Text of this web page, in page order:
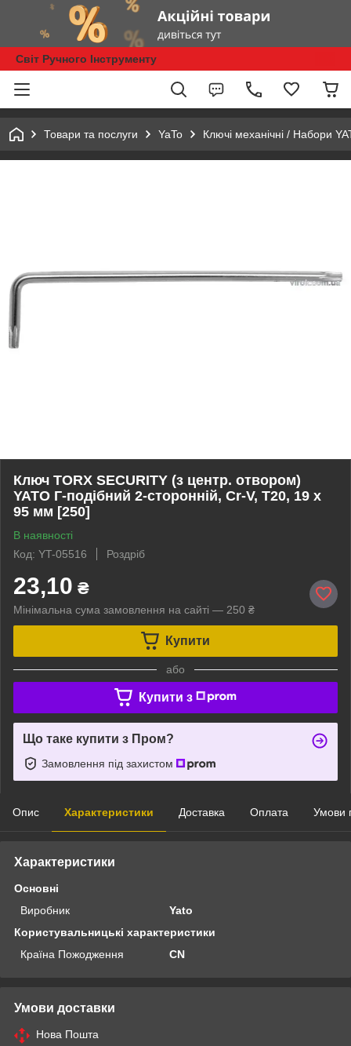
Світ Ручного Інструменту
Товари та послуги YaTo Ключі механічні / Набори
Ключ TORX SECURITY (з центр. отвором)
YATO Г-подібний 2-сторонній, Cr-V, Т20, 19 х
95 мм [250]
В наявності
Код: YT-05516
Роздріб
23,10 ₴
Мінімальна сума замовлення на сайті — 250 ₴
Купити
або
Купити з
Що таке купити з Пром?
Замовлення під захистом
Опис Характеристики Доставка Оплата Умови
Характеристики
Основні
Виробник
Yato
Користувальницькі характеристики
Країна Пожодження
CN
Умови доставки
Нова Пошта